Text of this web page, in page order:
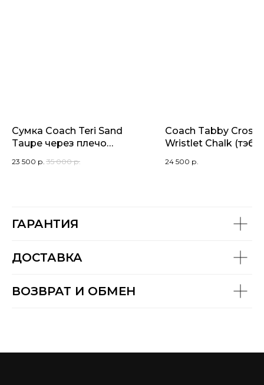
Сумка Coach Teri Sand
Taupe через плечо
23 500 р. 35 000 р.
Coach Tabby
Wristlet Chalk (тэби
24 500 р.
ГАРАНТИЯ
ДОСТАВКА
ВОЗВРАТ И ОБМЕН